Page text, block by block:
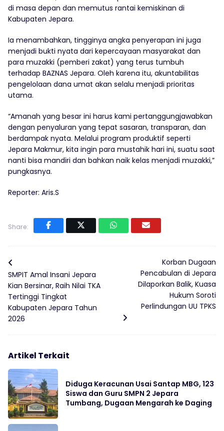
di masa depan dan memutus rantai kemiskinan di
Kabupaten Jepara.
Ia menambahkan, tingginya angka penyerapan ini juga
menjadi bukti nyata dari kepercayaan masyarakat dan
para muzakki (pemberi zakat) yang terus tumbuh
terhadap BAZNAS Jepara. Oleh karena itu, akuntabilitas
pengelolaan dana umat akan selalu menjadi prioritas
utama.
“Amanah yang besar ini harus kami pertanggungjawabkan
dengan penyaluran yang tepat sasaran, transparan, dan
berdampak nyata. Melalui program produktif seperti
Jepara Makmur, kita ingin para mustahik hari ini, suatu saat
nanti bisa mandiri dan bahkan naik kelas menjadi muzakki,”
pungkasnya.
Reporter: Aris.S
Share:
SMPIT Amal Insani Jepara
Kian Bersinar, Raih Nilai TKA
Tertinggi Tingkat
Kabupaten Jepara Tahun
2026
Korban Dugaan
Pencabulan di Jepara
Dilaporkan Balik, Kuasa
Hukum Soroti
Perlindungan UU TPKS
Artikel Terkait
Diduga Keracunan Usai Santap MBG, 123
Siswa dan Guru SMPN 2 Jepara
Tumbang, Dugaan Mengarah ke Daging